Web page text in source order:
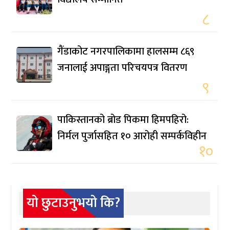
८
गैंडाकोट नगरपालिकामा हालसम्म ८६९
जनालाई अपाङ्गता परिचयपत्र वितरण
९
पाकिस्तानको ब्रोड पिकमा हिमपहिरो:
निर्मल पुर्जासहित १० आरोही सम्पर्कविहीन
१०
यो छुटाउनुभयो कि?